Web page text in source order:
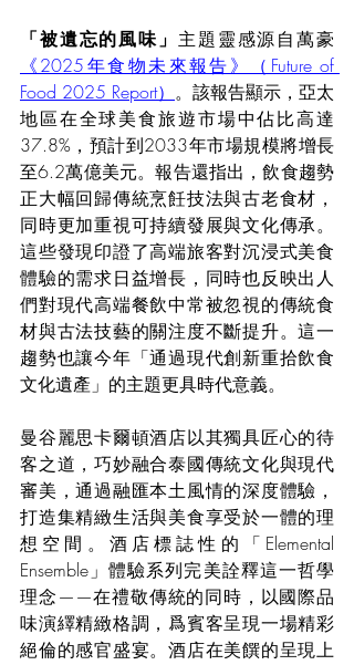
「被遺忘的風味」 主題靈感源自萬豪
《2025年食物未來報告》（Future of
Food 2025 Report） 。該報告顯示，亞太
地區在全球美食旅遊市場中佔比高達
37.8%，預計到2033年市場規模將增長
至6.2萬億美元。報告還指出，飲食趨勢
正大幅回歸傳統烹飪技法與古老食材，
同時更加重視可持續發展與文化傳承。
這些發現印證了高端旅客對沉浸式美食
體驗的需求日益增長，同時也反映出人
們對現代高端餐飲中常被忽視的傳統食
材與古法技藝的關注度不斷提升。這一
趨勢也讓今年「通過現代創新重拾飲食
文化遺產」的主題更具時代意義。
曼谷麗思卡爾頓酒店以其獨具匠心的待
客之道，巧妙融合泰國傳統文化與現代
審美，通過融匯本土風情的深度體驗，
打造集精緻生活與美食享受於一體的理
想空間。酒店標誌性的「Elemental
Ensemble」體驗系列完美詮釋這一哲學
理念——在禮敬傳統的同時，以國際品
味演繹精緻格調，爲賓客呈現一場精彩
絕倫的感官盛宴。酒店在美饌的呈現上